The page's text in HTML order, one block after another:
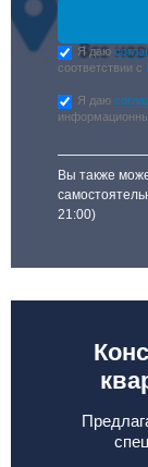
Я даю
соответствии с
Я даю
Вы также
21:00)